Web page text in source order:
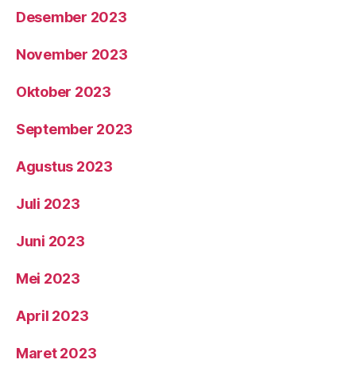
Desember 2023
November 2023
Oktober 2023
September 2023
Agustus 2023
Juli 2023
Juni 2023
Mei 2023
April 2023
Maret 2023